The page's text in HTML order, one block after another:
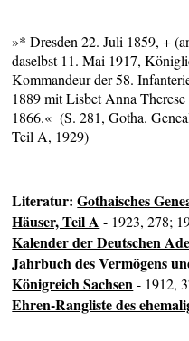
»* Dresden 22. Juli 1859, +
daselbst 11. Mai 1917,
Kommandeur der 58.
1889 mit Lisbet Anna
1866.« (S. 281, Gotha.
Teil A, 1929)
Literatur:Gothaisches
Häuser, Teil A - 1923, 278;
Kalender der Deutschen
Jahrbuch des Vermögens
Königreich Sachsen - 1912,
Ehren-Rangliste des